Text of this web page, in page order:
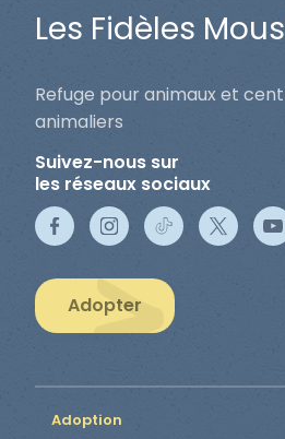
Les Fidèles
Refuge pour animaux et
animaliers
Suivez-nous sur
les réseaux sociaux
Adopter
Adoption